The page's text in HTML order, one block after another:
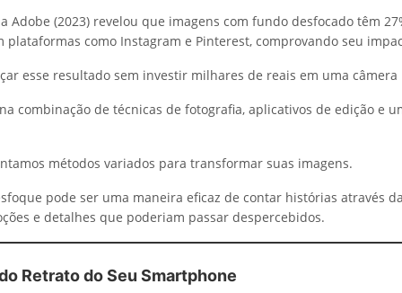
Adobe (2023) revelou que imagens com fundo desfocado têm
plataformas como Instagram e Pinterest, comprovando seu
esse resultado sem investir milhares de reais em uma câmera
combinação de técnicas de fotografia, aplicativos de edição e
métodos variados para transformar suas imagens.
pode ser uma maneira eficaz de contar histórias através
e detalhes que poderiam passar despercebidos.
Retrato do Seu Smartphone